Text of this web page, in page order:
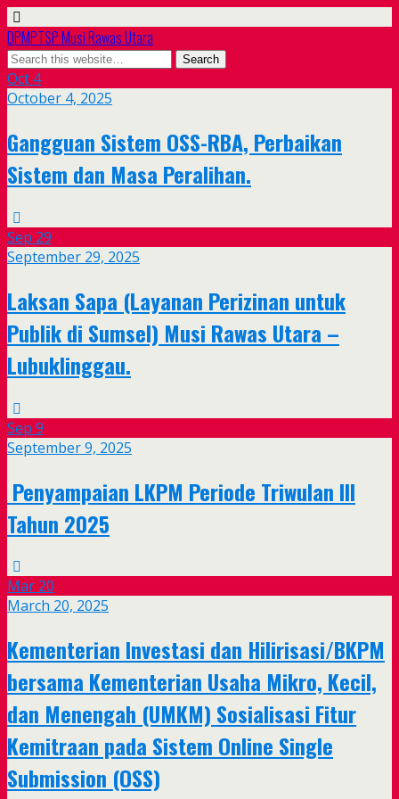
DPMPTSP Musi Rawas Utara
Oct 4
October 4, 2025
Gangguan Sistem OSS-RBA, Perbaikan
Sistem dan Masa Peralihan.
Sep 29
September 29, 2025
Laksan Sapa (Layanan Perizinan untuk
Publik di Sumsel) Musi Rawas Utara –
Lubuklinggau.
Sep 9
September 9, 2025
Penyampaian LKPM Periode Triwulan III
Tahun 2025
Mar 20
March 20, 2025
Kementerian Investasi dan Hilirisasi/BKPM
bersama Kementerian Usaha Mikro, Kecil,
dan Menengah (UMKM) Sosialisasi Fitur
Kemitraan pada Sistem Online Single
Submission (OSS)